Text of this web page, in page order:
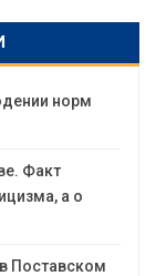
норм
Факт
а о
Поставском